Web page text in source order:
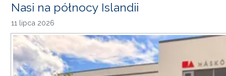
Nasi na północy Islandii
11 lipca 2026